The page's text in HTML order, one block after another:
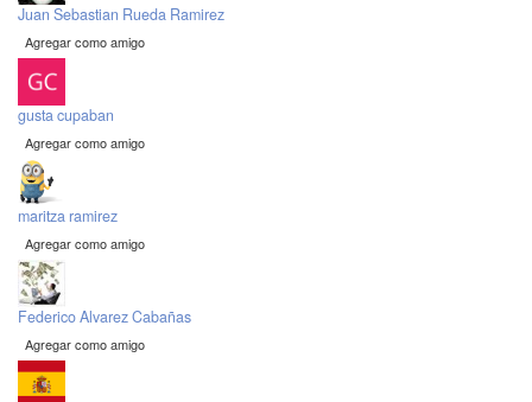
Juan Sebastian Rueda Ramirez
Agregar como amigo
gusta cupaban
Agregar como amigo
maritza ramirez
Agregar como amigo
Federico Alvarez Cabañas
Agregar como amigo